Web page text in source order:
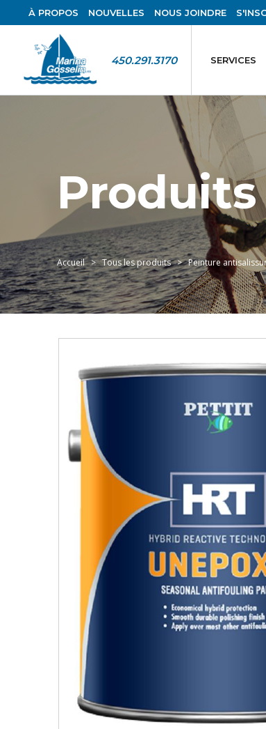
À PROPOS NOUVELLES NOUS JOINDRE
450.291.3170 SERVICES
Produits
Accueil Tous les produits Peinture